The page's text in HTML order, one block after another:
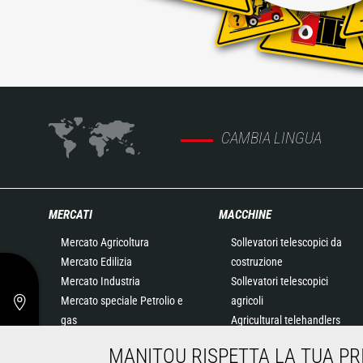
CAMBIA LINGUA
MERCATI
Mercato Agricoltura
Mercato Edilizia
Mercato Industria
Mercato speciale Petrolio e
gas
Aeronautica
MACCHINE
Sollevatori telescopici da
costruzione
Sollevatori telescopici
agricoli
Agricultural telehandlers
Sollevatori telescopici
MANITOU RISPETTA LA TUA